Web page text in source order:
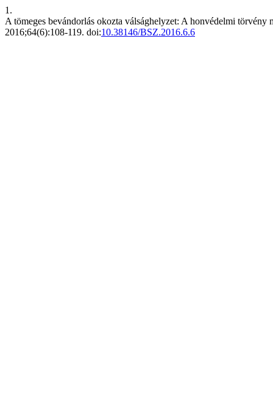
1.
A tömeges bevándorlás okozta válsághelyzet: A honvédelmi
2016;64(6):108-119. doi:10.38146/BSZ.2016.6.6